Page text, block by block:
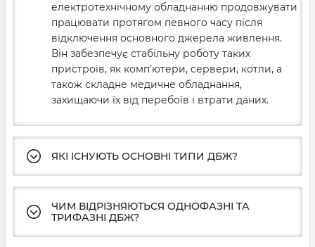
електротехнічному обладнанню продовжувати
працювати протягом певного часу після
відключення основного джерела живлення.
Він забезпечує стабільну роботу таких
пристроїв, як комп’ютери, сервери, котли, а
також складне медичне обладнання,
захищаючи їх від перебоїв і втрати даних.
ЯКІ ІСНУЮТЬ ОСНОВНІ ТИПИ ДБЖ?
ЧИМ ВІДРІЗНЯЮТЬСЯ ОДНОФАЗНІ ТА
ТРИФАЗНІ ДБЖ?